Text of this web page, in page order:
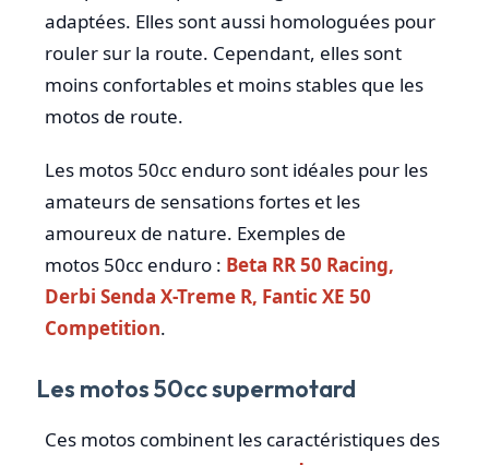
adaptées. Elles sont aussi homologuées pour
rouler sur la route. Cependant, elles sont
moins confortables et moins stables que les
motos de route.
Les motos 50cc enduro sont idéales pour les
amateurs de sensations fortes et les
amoureux de nature. Exemples de
motos 50cc enduro : Beta RR 50 Racing,
Derbi Senda X-Treme R, Fantic XE 50
Competition.
Les motos 50cc supermotard
Ces motos combinent les caractéristiques des